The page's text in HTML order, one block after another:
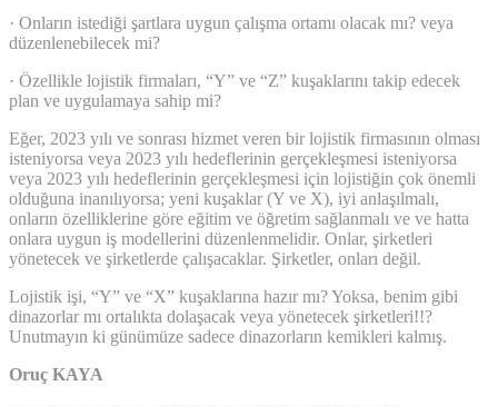
· Onların istediği şartlara uygun çalışma ortamı olacak mı? veya
düzenlenebilecek mi?
· Özellikle lojistik firmaları, “Y” ve “Z” kuşaklarını takip edecek
plan ve uygulamaya sahip mi?
Eğer, 2023 yılı ve sonrası hizmet veren bir lojistik firmasının olması
isteniyorsa veya 2023 yılı hedeflerinin gerçekleşmesi isteniyorsa
veya 2023 yılı hedeflerinin gerçekleşmesi için lojistiğin çok önemli
olduğuna inanılıyorsa; yeni kuşaklar (Y ve X), iyi anlaşılmalı,
onların özelliklerine göre eğitim ve öğretim sağlanmalı ve ve hatta
onlara uygun iş modellerini düzenlenmelidir. Onlar, şirketleri
yönetecek ve şirketlerde çalışacaklar. Şirketler, onları değil.
Lojistik işi, “Y” ve “X” kuşaklarına hazır mı? Yoksa, benim gibi
dinazorlar mı ortalıkta dolaşacak veya yönetecek şirketleri!!?
Unutmayın ki günümüze sadece dinazorların kemikleri kalmış.
Oruç KAYA